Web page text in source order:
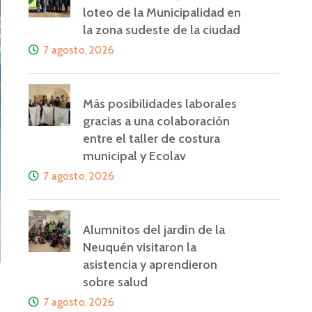
loteo de la Municipalidad en
la zona sudeste de la ciudad
7 agosto, 2026
Más posibilidades laborales
gracias a una colaboración
entre el taller de costura
municipal y Ecolav
7 agosto, 2026
Alumnitos del jardín de la
Neuquén visitaron la
asistencia y aprendieron
sobre salud
7 agosto, 2026